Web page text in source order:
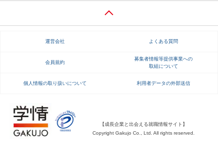
運営会社 よくある質問
会員規約
募集者情報等提供事業への
取組について
個人情報の取り扱いについて 利用者データの外部送信
【成長企業と出会える就職情報サイト】
Copyright Gakujo Co., Ltd. All rights reserved.